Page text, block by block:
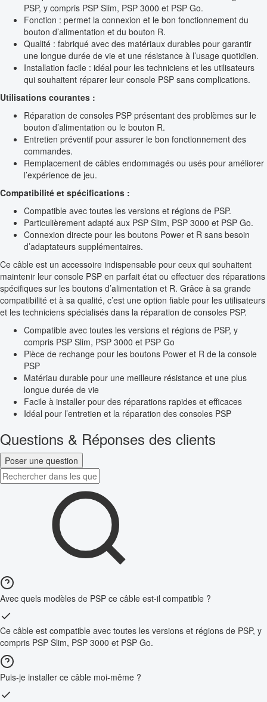
PSP, y compris PSP Slim, PSP 3000 et PSP Go.
Fonction : permet la connexion et le bon fonctionnement du
bouton d’alimentation et du bouton R.
Qualité : fabriqué avec des matériaux durables pour garantir
une longue durée de vie et une résistance à l’usage quotidien.
Installation facile : idéal pour les techniciens et les utilisateurs
qui souhaitent réparer leur console PSP sans complications.
Utilisations courantes :
Réparation de consoles PSP présentant des problèmes sur le
bouton d’alimentation ou le bouton R.
Entretien préventif pour assurer le bon fonctionnement des
commandes.
Remplacement de câbles endommagés ou usés pour améliorer
l’expérience de jeu.
Compatibilité et spécifications :
Compatible avec toutes les versions et régions de PSP.
Particulièrement adapté aux PSP Slim, PSP 3000 et PSP Go.
Connexion directe pour les boutons Power et R sans besoin
d’adaptateurs supplémentaires.
Ce câble est un accessoire indispensable pour ceux qui souhaitent
maintenir leur console PSP en parfait état ou effectuer des réparations
spécifiques sur les boutons d’alimentation et R. Grâce à sa grande
compatibilité et à sa qualité, c’est une option fiable pour les utilisateurs
et les techniciens spécialisés dans la réparation de consoles PSP.
Compatible avec toutes les versions et régions de PSP, y
compris PSP Slim, PSP 3000 et PSP Go
Pièce de rechange pour les boutons Power et R de la console
PSP
Matériau durable pour une meilleure résistance et une plus
longue durée de vie
Facile à installer pour des réparations rapides et efficaces
Idéal pour l’entretien et la réparation des consoles PSP
Questions & Réponses des clients
Poser une question
Avec quels modèles de PSP ce câble est-il compatible ?
Ce câble est compatible avec toutes les versions et régions de PSP, y
compris PSP Slim, PSP 3000 et PSP Go.
Puis-je installer ce câble moi-même ?